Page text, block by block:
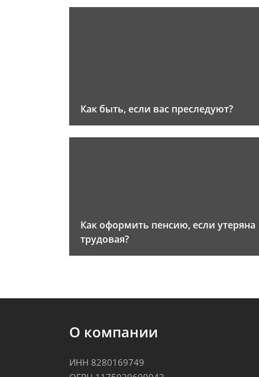
Как быть, если вас преследуют?
Как оформить пенсию, если утеряна
трудовая?
О компании
ИНН 8280169749